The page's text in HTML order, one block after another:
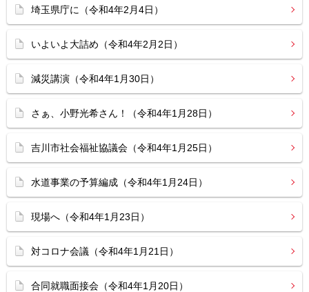
埼玉県庁に（令和4年2月4日）
いよいよ大詰め（令和4年2月2日）
減災講演（令和4年1月30日）
さぁ、小野光希さん！（令和4年1月28日）
吉川市社会福祉協議会（令和4年1月25日）
水道事業の予算編成（令和4年1月24日）
現場へ（令和4年1月23日）
対コロナ会議（令和4年1月21日）
合同就職面接会（令和4年1月20日）